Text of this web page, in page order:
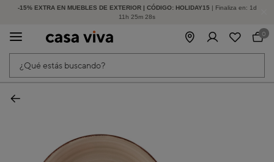
-15% EXTRA EN MUEBLES DE EXTERIOR | CÓDIGO: HOLIDAY15 | Finaliza en: 1d
11h 25m 28s
HASTA -60% DE DESCUENTO | SEGUNDAS REBAJAS
¿Qué estás buscando?
0